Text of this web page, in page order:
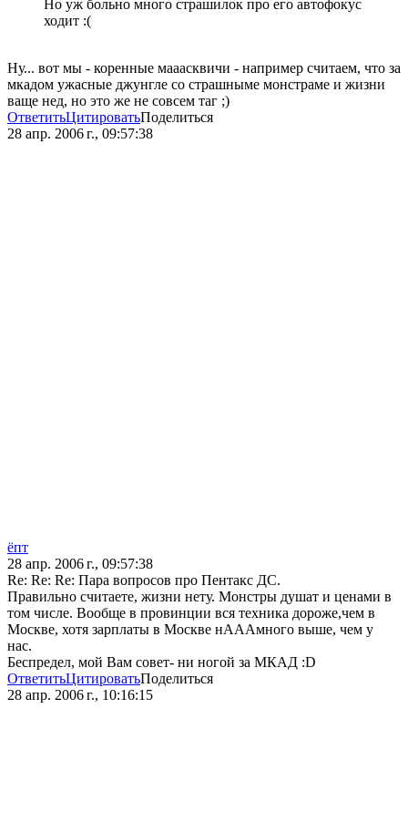
Но уж больно много страшилок про его автофокус
ходит :(
Ну... вот мы - коренные мааасквичи - например считаем, что за
мкадом ужасные джунгле со страшныме монстраме и жизни
ваще нед, но это же не совсем таг ;)
ОтветитьЦитироватьПоделиться
28 апр. 2006 г., 09:57:38
ёпт
28 апр. 2006 г., 09:57:38
Re: Re: Re: Пара вопросов про Пентакс ДС.
Правильно считаете, жизни нету. Монстры душат и ценами в
том числе. Вообще в провинции вся техника дороже,чем в
Москве, хотя зарплаты в Москве нАААмного выше, чем у
нас.
Беспредел, мой Вам совет- ни ногой за МКАД :D
ОтветитьЦитироватьПоделиться
28 апр. 2006 г., 10:16:15